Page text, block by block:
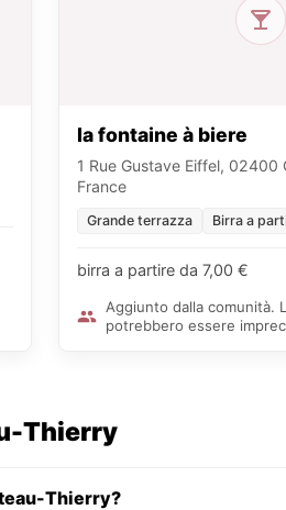
la fontaine à biere
1 Rue Gustave Eiffel, 02400
France
Grande terrazza Birra a
birra a partire da 7,00 €
Aggiunto dalla comunità.
potrebbero essere
Thierry
Thierry?